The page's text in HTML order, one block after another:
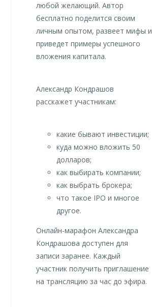
любой желающий. Автор
бесплатно поделится своим
личным опытом, развеет мифы и
приведет примеры успешного
вложения капитала.
Александр Кондрашов
расскажет участникам:
какие бывают инвестиции;
куда можно вложить 50
долларов;
как выбирать компании;
как выбрать брокера;
что такое IPO и многое
другое.
Онлайн-марафон Александра
Кондрашова доступен для
записи заранее. Каждый
участник получить приглашение
на трансляцию за час до эфира.